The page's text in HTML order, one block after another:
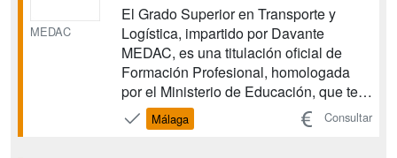
MEDAC
El Grado Superior en Transporte y
Logística, impartido por Davante
MEDAC, es una titulación oficial de
Formación Profesional, homologada
por el Ministerio de Educación, que te
prepara para acceder a un sector en
plena expansión. Esta formación te
Málaga Consultar